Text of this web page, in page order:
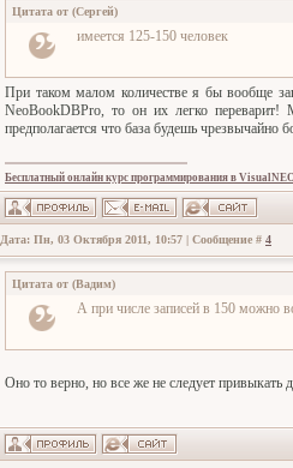
Цитата от (Сергей)
имеется 125-150 человек
При таком малом количестве я бы вообще
NeoBookDBPro, то он их легко переварит!
предполагается что база будешь
Бесплатный онлайн курс программирования в
Дата: Пн, 03 Октября 2011, 10:57 | Сообщение # 4
Цитата от (Вадим)
А при числе записей в 150 можно
Оно то верно, но все же не следует привыкать